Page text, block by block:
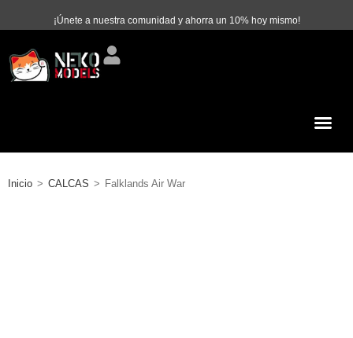
¡Únete a nuestra comunidad y ahorra un 10% hoy mismo!
Inicio > CALCAS > Falklands Air War